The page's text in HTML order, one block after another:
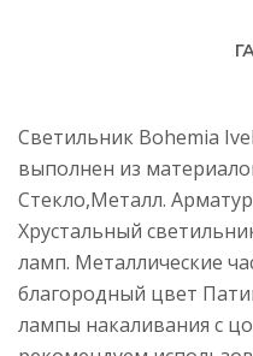
Светильник Bohemia
выполнен из
Стекло,Металл.
Хрустальный
ламп. Металлические
благородный цвет
лампы накаливания с